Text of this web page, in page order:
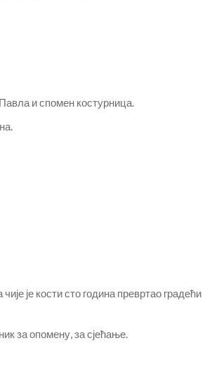
и спомен костурница.
је кости сто година превртао градећи
за опомену, за сјећање.